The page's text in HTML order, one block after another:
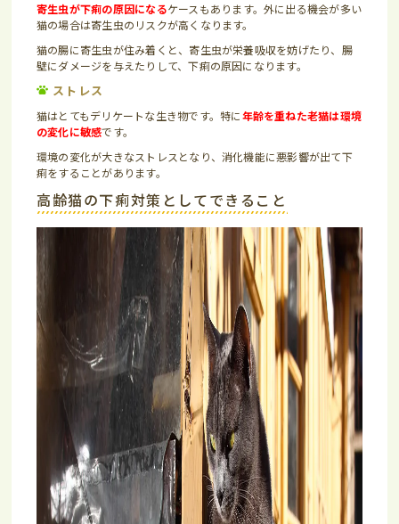
寄生虫が下痢の原因になるケースもあります。外に出る機会が多い
猫の場合は寄生虫のリスクが高くなります。
猫の腸に寄生虫が住み着くと、寄生虫が栄養吸収を妨げたり、腸
壁にダメージを与えたりして、下痢の原因になります。
ストレス
猫はとてもデリケートな生き物です。特に年齢を重ねた老猫は環境
の変化に敏感です。
環境の変化が大きなストレスとなり、消化機能に悪影響が出て下
痢をすることがあります。
高齢猫の下痢対策としてできること